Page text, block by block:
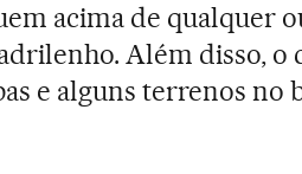
acima de qualquer
Além disso, o
e alguns terrenos no